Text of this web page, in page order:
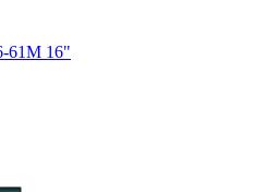
61M 16"